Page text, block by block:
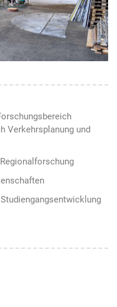
Verkehrsplanung und